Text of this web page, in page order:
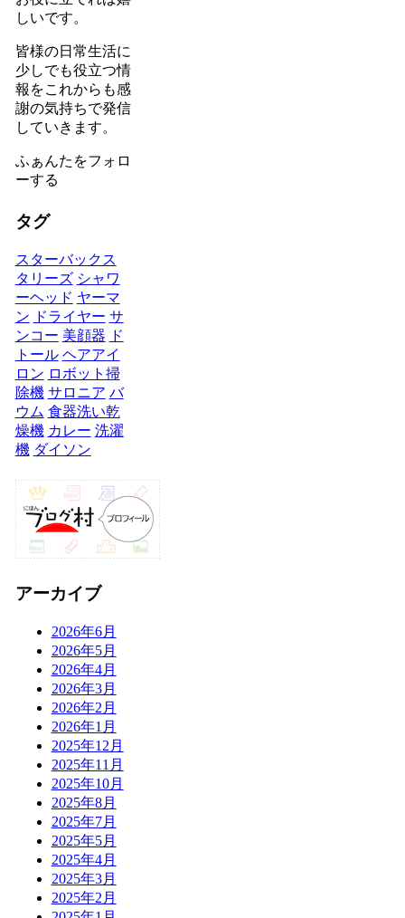
しいです。
皆様の日常生活に
少しでも役立つ情
報をこれからも感
謝の気持ちで発信
していきます。
ふぁんたをフォロ
ーする
タグ
スターバックス
タリーズ シャワ
ーヘッド ヤーマ
ン ドライヤー サ
ンコー 美顔器 ド
トール ヘアアイ
ロン ロボット掃
除機 サロニア バ
ウム 食器洗い乾
燥機 カレー 洗濯
機 ダイソン
アーカイブ
2026年6月
2026年5月
2026年4月
2026年3月
2026年2月
2026年1月
2025年12月
2025年11月
2025年10月
2025年8月
2025年7月
2025年5月
2025年4月
2025年3月
2025年2月